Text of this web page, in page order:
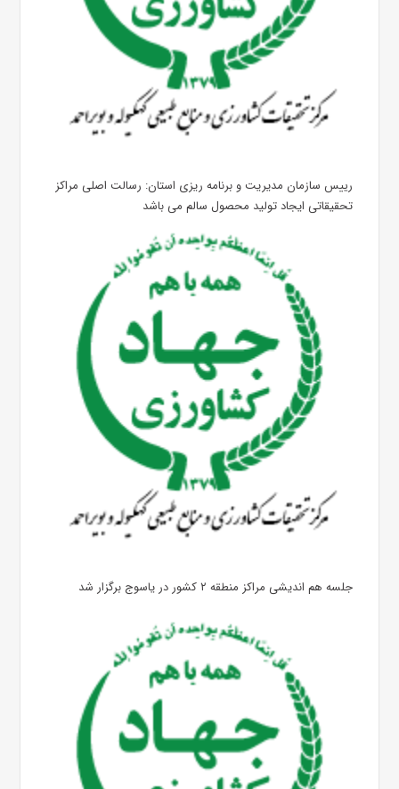
رییس سازمان مدیریت و برنامه ریزی استان: رسالت اصلی مراکز
تحقیقاتی ایجاد تولید محصول سالم می باشد
جلسه هم اندیشی مراکز منطقه ۲ کشور در یاسوج برگزار شد